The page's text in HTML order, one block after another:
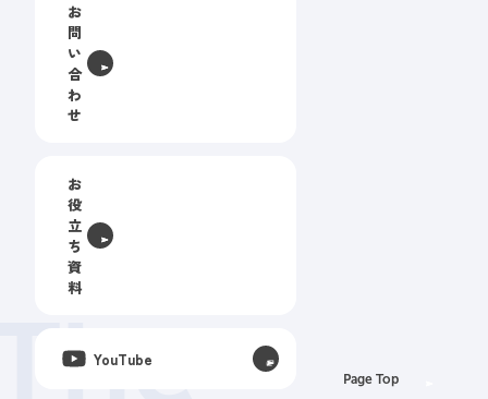
お
問
い
合
わ
せ
お
役
立
ち
資
料
YouTube
Page Top